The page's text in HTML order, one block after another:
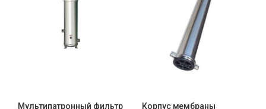
Мультипатронный фильтр
Корпус мембраны